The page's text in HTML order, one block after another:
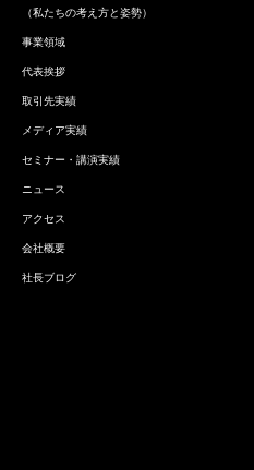
（私たちの考え方と姿勢）
事業領域
代表挨拶
取引先実績
メディア実績
セミナー・講演実績
ニュース
アクセス
会社概要
社長ブログ